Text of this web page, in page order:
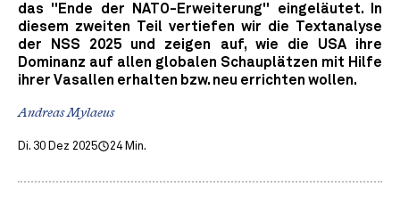
das "Ende der NATO-Erweiterung" eingeläutet. In
diesem zweiten Teil vertiefen wir die Textanalyse
der NSS 2025 und zeigen auf, wie die USA ihre
Dominanz auf allen globalen Schauplätzen mit Hilfe
ihrer Vasallen erhalten bzw. neu errichten wollen.
Andreas Mylaeus
Di. 30 Dez 2025 24 Min.